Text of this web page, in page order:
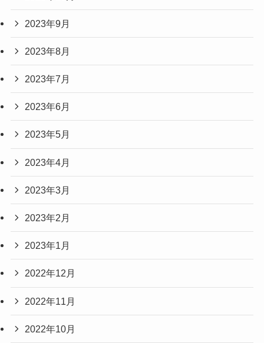
2023年9月
2023年8月
2023年7月
2023年6月
2023年5月
2023年4月
2023年3月
2023年2月
2023年1月
2022年12月
2022年11月
2022年10月